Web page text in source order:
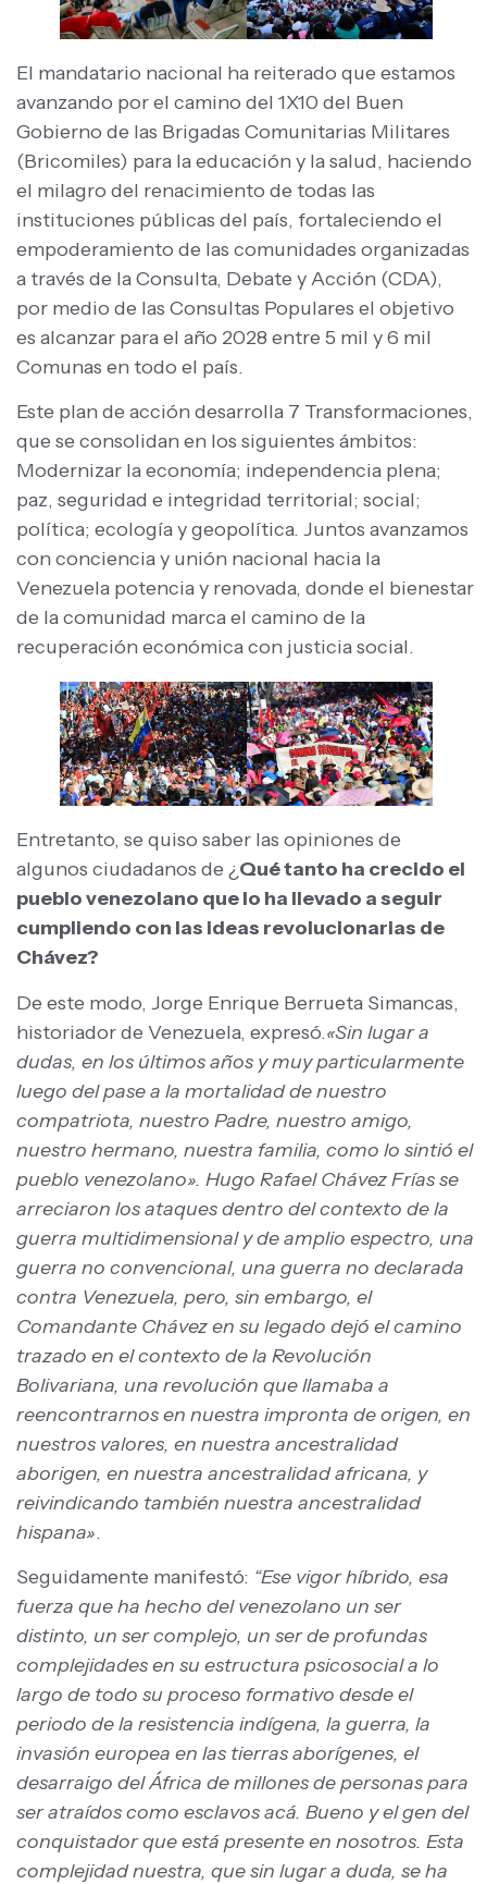
El mandatario nacional ha reiterado que estamos
avanzando por el camino del 1X10 del Buen
Gobierno de las Brigadas Comunitarias Militares
(Bricomiles) para la educación y la salud, haciendo
el milagro del renacimiento de todas las
instituciones públicas del país, fortaleciendo el
empoderamiento de las comunidades organizadas
a través de la Consulta, Debate y Acción (CDA),
por medio de las Consultas Populares el objetivo
es alcanzar para el año 2028 entre 5 mil y 6 mil
Comunas en todo el país.
Este plan de acción desarrolla 7 Transformaciones,
que se consolidan en los siguientes ámbitos:
Modernizar la economía; independencia plena;
paz, seguridad e integridad territorial; social;
política; ecología y geopolítica. Juntos avanzamos
con conciencia y unión nacional hacia la
Venezuela potencia y renovada, donde el bienestar
de la comunidad marca el camino de la
recuperación económica con justicia social.
Entretanto, se quiso saber las opiniones de
algunos ciudadanos de ¿Qué tanto ha crecido el
pueblo venezolano que lo ha llevado a seguir
cumpliendo con las ideas revolucionarias de
Chávez?
De este modo, Jorge Enrique Berrueta Simancas,
historiador de Venezuela, expresó.«Sin lugar a
dudas, en los últimos años y muy particularmente
luego del pase a la mortalidad de nuestro
compatriota, nuestro Padre, nuestro amigo,
nuestro hermano, nuestra familia, como lo sintió el
pueblo venezolano». Hugo Rafael Chávez Frías se
arreciaron los ataques dentro del contexto de la
guerra multidimensional y de amplio espectro, una
guerra no convencional, una guerra no declarada
contra Venezuela, pero, sin embargo, el
Comandante Chávez en su legado dejó el camino
trazado en el contexto de la Revolución
Bolivariana, una revolución que llamaba a
reencontrarnos en nuestra impronta de origen, en
nuestros valores, en nuestra ancestralidad
aborigen, en nuestra ancestralidad africana, y
reivindicando también nuestra ancestralidad
hispana».
Seguidamente manifestó: “Ese vigor híbrido, esa
fuerza que ha hecho del venezolano un ser
distinto, un ser complejo, un ser de profundas
complejidades en su estructura psicosocial a lo
largo de todo su proceso formativo desde el
periodo de la resistencia indígena, la guerra, la
invasión europea en las tierras aborígenes, el
desarraigo del África de millones de personas para
ser atraídos como esclavos acá. Bueno y el gen del
conquistador que está presente en nosotros. Esta
complejidad nuestra, que sin lugar a duda, se ha